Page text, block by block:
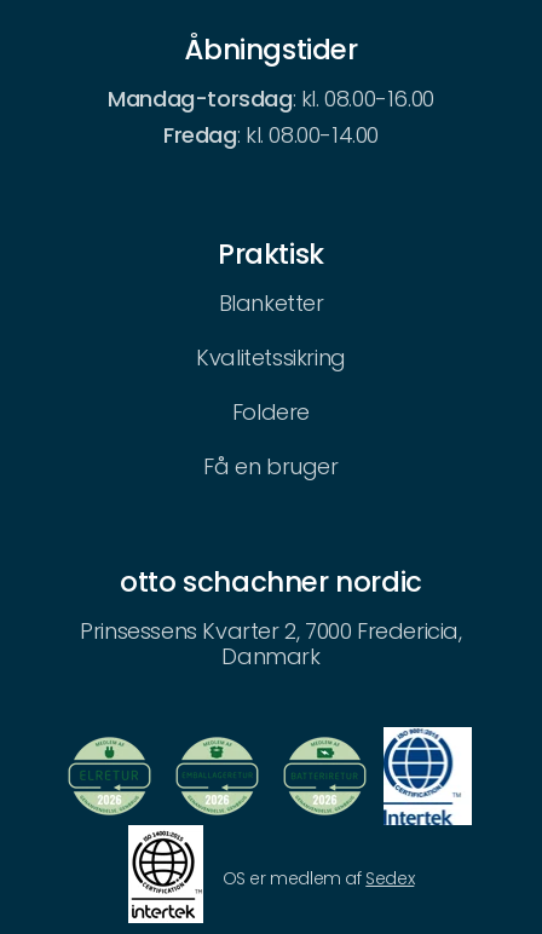
Åbningstider
Mandag-torsdag: kl. 08.00-16.00
Fredag: kl. 08.00-14.00
Praktisk
Blanketter
Kvalitetssikring
Foldere
Få en bruger
otto schachner nordic
Prinsessens Kvarter 2, 7000 Fredericia,
Danmark
OS er medlem af Sedex